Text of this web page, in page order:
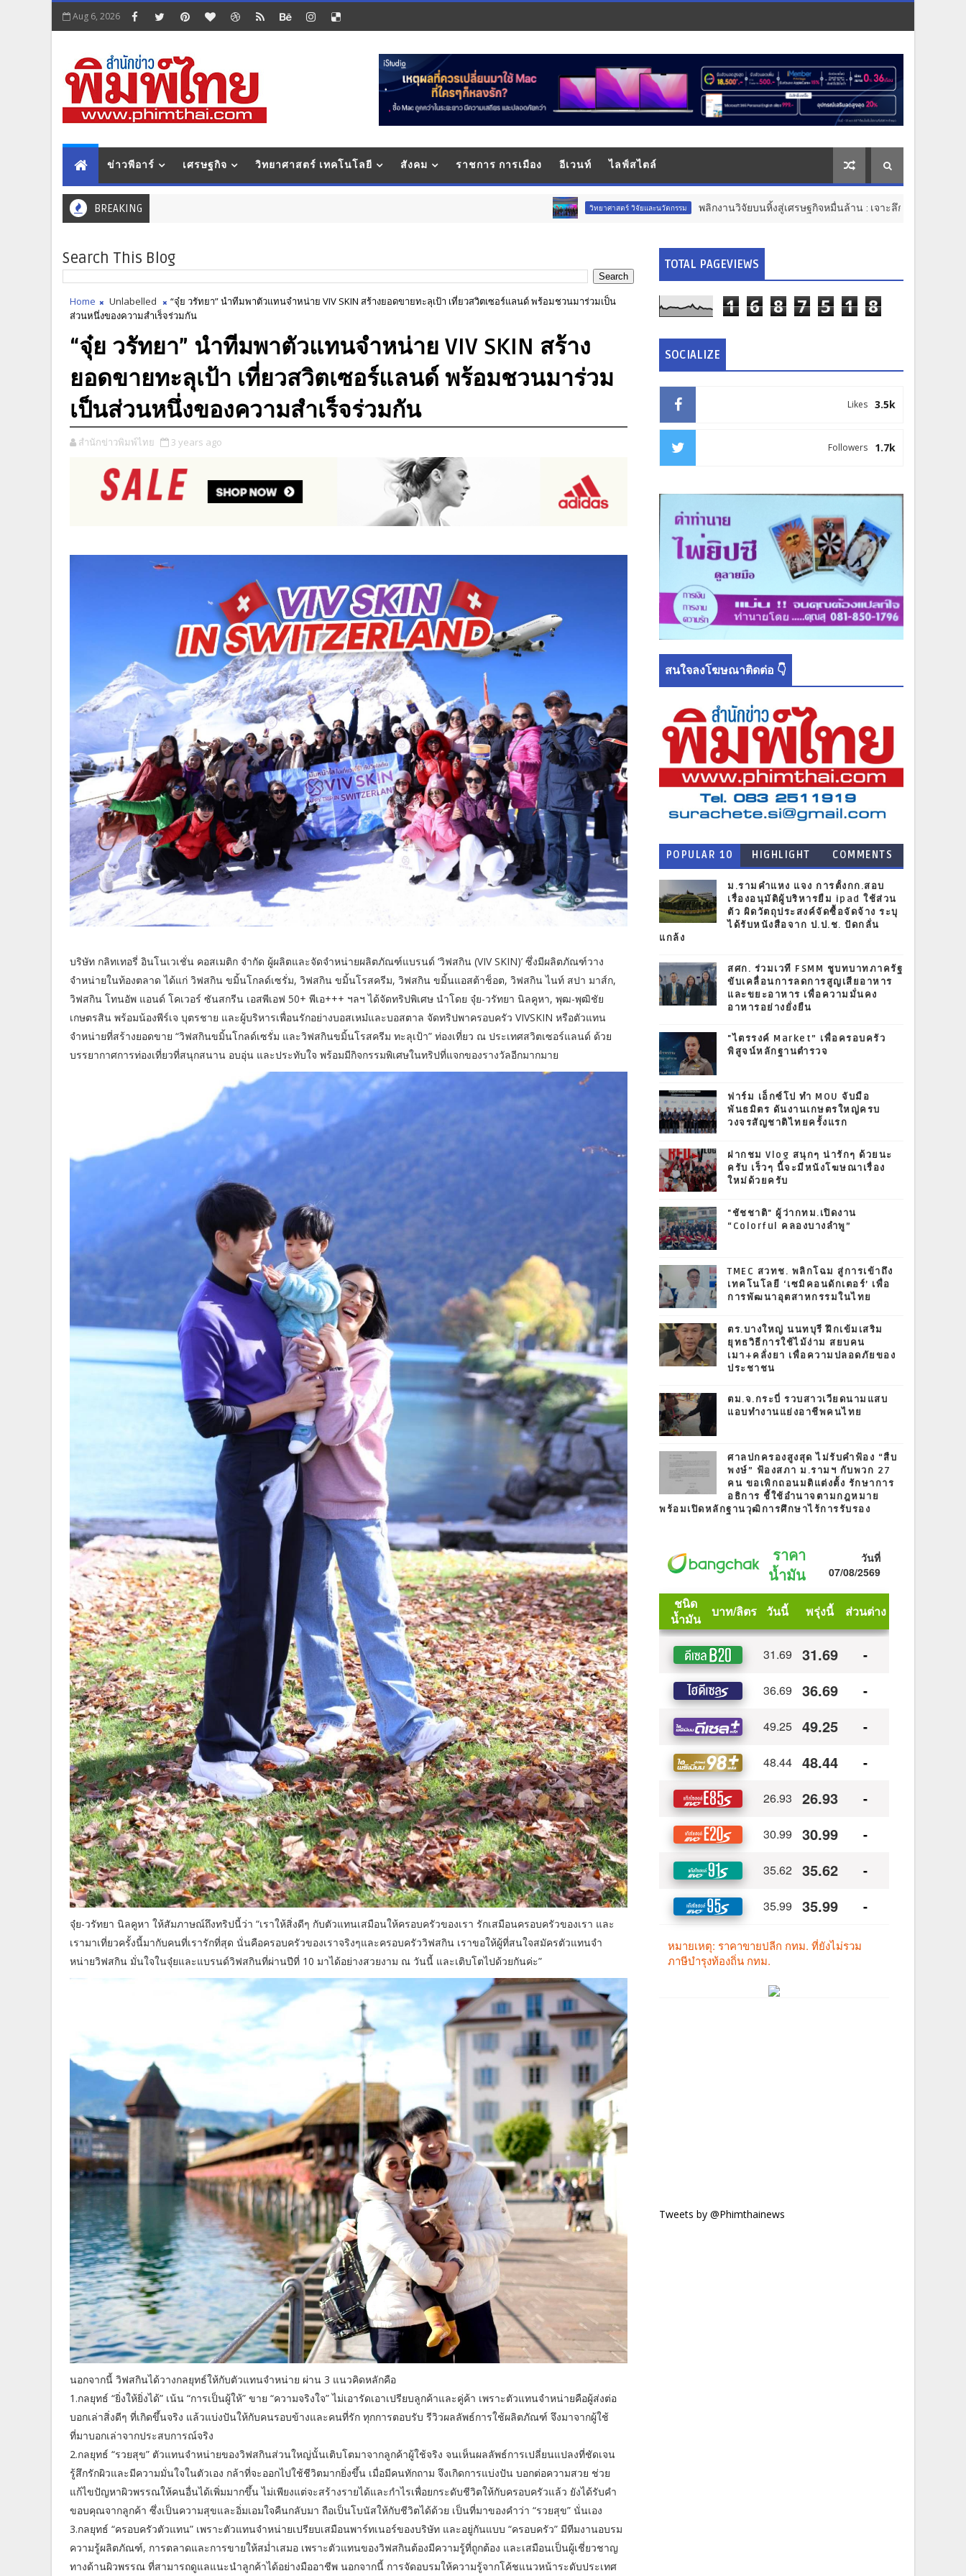
Aug 6, 2026
ข่าวพีอาร์ เศรษฐกิจ วิทยาศาสตร์ เทคโนโลยี สังคม ราชการ การเมือง อีเวนท์ ไลฟ์สไตล์
BREAKING วิทยาศาสตร์ วิจัยและนวัตกรรม พลิกงานวิจัยบนหิ้งสู่เศรษฐกิจหมื่นล้าน : เจาะลึกมุมมองใหม่ในงาน “IP x
Search This Blog
Home Unlabelled
“จุ๋ย วรัทยา” นำทีมพาตัวแทนจำหน่าย VIV SKIN สร้างยอดขายทะลุเป้า เที่ยวสวิตเซอร์แลนด์ พร้อมชวนมาร่วมเป็น
ส่วนหนึ่งของความสำเร็จร่วมกัน
“จุ๋ย วรัทยา” นำทีมพาตัวแทนจำหน่าย VIV SKIN สร้าง
ยอดขายทะลุเป้า เที่ยวสวิตเซอร์แลนด์ พร้อมชวนมาร่วม
เป็นส่วนหนึ่งของความสำเร็จร่วมกัน
สำนักข่าวพิมพ์ไทย 3 years ago
บริษัท กลิทเทอรี่ อินโนเวเชั่น คอสเมติก จำกัด ผู้ผลิตและจัดจำหน่ายผลิตภัณฑ์แบรนด์ ‘วิฟสกิน (VIV SKIN)’ ซึ่งมีผลิตภัณฑ์วาง
จำหน่ายในท้องตลาด ได้แก่ วิฟสกิน ขมิ้นโกลด์เซรั่ม, วิฟสกิน ขมิ้นโรสครีม, วิฟสกิน ขมิ้นแอสต้าช็อต, วิฟสกิน ไนท์ สปา มาส์ก,
วิฟสกิน โทนอัพ แอนด์ โคเวอร์ ซันสกรีน เอสพีเอฟ 50+ พีเอ+++ ฯลฯ ได้จัดทริปพิเศษ นำโดย จุ๋ย-วรัทยา นิลคูหา, พุฒ-พุฒิชัย
เกษตรสิน พร้อมน้องพีร์เจ บุตรชาย และผู้บริหารเพื่อนรักอย่างบอสเหม๋และบอสตาล จัดทริปพาครอบครัว VIVSKIN หรือตัวแทน
จำหน่ายที่สร้างยอดขาย “วิฟสกินขมิ้นโกลด์เซรั่ม และวิฟสกินขมิ้นโรสครีม ทะลุเป้า” ท่องเที่ยว ณ ประเทศสวิตเซอร์แลนด์ ด้วย
บรรยากาศการท่องเที่ยวที่สนุกสนาน อบอุ่น และประทับใจ พร้อมมีกิจกรรมพิเศษในทริปที่แจกของรางวัลอีกมากมาย
จุ๋ย-วรัทยา นิลคูหา ให้สัมภาษณ์ถึงทริปนี้ว่า “เราให้สิ่งดีๆ กับตัวแทนเสมือนให้ครอบครัวของเรา รักเสมือนครอบครัวของเรา และ
เรามาเที่ยวครั้งนี้มากับคนที่เรารักที่สุด นั่นคือครอบครัวของเราจริงๆและครอบครัววิฟสกิน เราขอให้ผู้ที่สนใจสมัครตัวแทนจำ
หน่ายวิฟสกิน มั่นใจในจุ๋ยและแบรนด์วิฟสกินที่ผ่านปีที่ 10 มาได้อย่างสวยงาม ณ วันนี้ และเติบโตไปด้วยกันค่ะ”
นอกจากนี้ วิฟสกินได้วางกลยุทธ์ให้กับตัวแทนจำหน่าย ผ่าน 3 แนวคิดหลักคือ
1.กลยุทธ์ “ยิ่งให้ยิ่งได้” เน้น “การเป็นผู้ให้” ขาย “ความจริงใจ” ไม่เอารัดเอาเปรียบลูกค้าและคู่ค้า เพราะตัวแทนจำหน่ายคือผู้ส่งต่อ
บอกเล่าสิ่งดีๆ ที่เกิดขึ้นจริง แล้วแบ่งปันให้กับคนรอบข้างและคนที่รัก ทุกการตอบรับ รีวิวผลลัพธ์การใช้ผลิตภัณฑ์ จึงมาจากผู้ใช้
ที่มาบอกเล่าจากประสบการณ์จริง
2.กลยุทธ์ “รวยสุข” ตัวแทนจำหน่ายของวิฟสกินส่วนใหญ่นั้นเติบโตมาจากลูกค้าผู้ใช้จริง จนเห็นผลลัพธ์การเปลี่ยนแปลงที่ชัดเจน
รู้สึกรักผิวและมีความมั่นใจในตัวเอง กล้าที่จะออกไปใช้ชีวิตมากยิ่งขึ้น เมื่อมีคนทักถาม จึงเกิดการแบ่งปัน บอกต่อความสวย ช่วย
แก้ไขปัญหาผิวพรรณให้คนอื่นได้เพิ่มมากขึ้น ไม่เพียงแต่จะสร้างรายได้และกำไรเพื่อยกระดับชีวิตให้กับครอบครัวแล้ว ยังได้รับคำ
ขอบคุณจากลูกค้า ซึ่งเป็นความสุขและอิ่มเอมใจคืนกลับมา ถือเป็นโบนัสให้กับชีวิตได้ด้วย เป็นที่มาของคำว่า “รวยสุข” นั่นเอง
3.กลยุทธ์ “ครอบครัวตัวแทน” เพราะตัวแทนจำหน่ายเปรียบเสมือนพาร์ทเนอร์ของบริษัท และอยู่กันแบบ “ครอบครัว” มีทีมงานอบรม
ความรู้ผลิตภัณฑ์, การตลาดและการขายให้สม่ำเสมอ เพราะตัวแทนของวิฟสกินต้องมีความรู้ที่ถูกต้อง และเสมือนเป็นผู้เชี่ยวชาญ
ทางด้านผิวพรรณ ที่สามารถดูแลแนะนำลูกค้าได้อย่างมืออาชีพ นอกจากนี้ การจัดอบรมให้ความรู้จากโค้ชแนวหน้าระดับประเทศ
TOTAL PAGEVIEWS
1 6 8 7 5 1 8
SOCIALIZE
3.5k
Likes
1.7k
Followers
สนใจลงโฆษณาติดต่อ 👇
POPULAR 10
HIGHLIGHT
COMMENTS
ม.รามคำแหง แจง การตั้งกก.สอบ
เรื่องอนุมัติผู้บริหารยืม ipad ใช้ส่วน
ตัว ผิดวัตถุประสงค์จัดซื้อจัดจ้าง ระบุ
ได้รับหนังสือจาก ป.ป.ช. ปัดกลั่น
แกล้ง
สศก. ร่วมเวที FSMM ชูบทบาทภาครัฐ
ขับเคลื่อนการลดการสูญเสียอาหาร
และขยะอาหาร เพื่อความมั่นคง
อาหารอย่างยั่งยืน
"ไตรรงค์ Market” เพื่อครอบครัว
พิสูจน์หลักฐานตำรวจ
ฟาร์ม เอ็กซ์โป ทำ MOU จับมือ
พันธมิตร ดันงานเกษตรใหญ่ครบ
วงจรสัญชาติไทยครั้งแรก
ฝากชม Vlog สนุกๆ น่ารักๆ ด้วยนะ
ครับ เร็วๆ นี้จะมีหนังโฆษณาเรื่อง
ใหม่ด้วยครับ
"ชัชชาติ" ผู้ว่ากทม.เปิดงาน
“Colorful คลองบางลำพู”
TMEC สวทช. พลิกโฉม สู่การเข้าถึง
เทคโนโลยี ‘เซมิคอนดักเตอร์’ เพื่อ
การพัฒนาอุตสาหกรรมในไทย
ตร.บางใหญ่ นนทบุรี ฝึกเข้มเสริม
ยุทธวิธีการใช้ไม้ง่าม สยบคน
เมา+คลั่งยา เพื่อความปลอดภัยของ
ประชาชน
ตม.จ.กระบี่ รวบสาวเวียดนามแสบ
แอบทำงานแย่งอาชีพคนไทย
ศาลปกครองสูงสุด ไม่รับคำฟ้อง “สืบ
พงษ์” ฟ้องสภา ม.รามฯ กับพวก 27
คน ขอเพิกถอนมติแต่งตั้ง รักษาการ
อธิการ ชี้ใช้อำนาจตามกฎหมาย
พร้อมเปิดหลักฐานวุฒิการศึกษาไร้การรับรอง
Tweets by @Phimthainews